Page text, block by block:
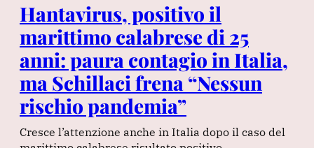
Hantavirus, positivo il
marittimo calabrese di 25
anni: paura contagio in Italia,
ma Schillaci frena “Nessun
rischio pandemia”
Cresce l’attenzione anche in Italia dopo il caso del